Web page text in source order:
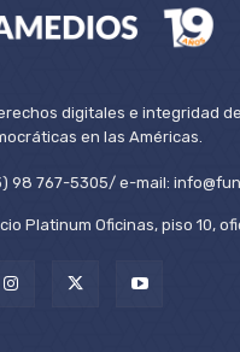
digitales e integridad
en las Américas.
98 767-5305/ e-mail:
Platinum Oficinas, piso 10,